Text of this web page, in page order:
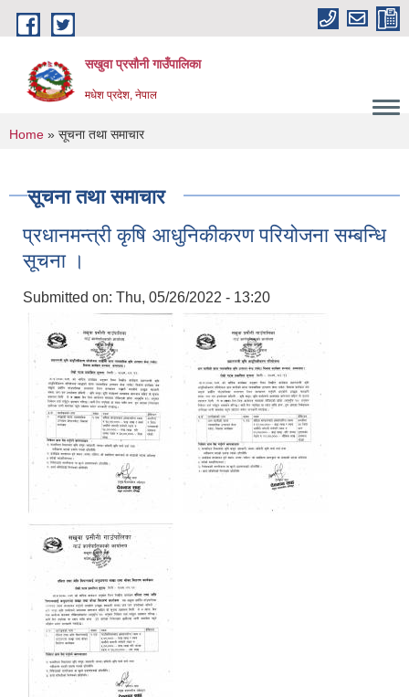
Skip to main content
सखुवा प्रसौनी गाउँपालिका
मधेश प्रदेश, नेपाल
You are here
Home » सूचना तथा समाचार
सूचना तथा समाचार
प्रधानमन्त्री कृषि आधुनिकीकरण परियोजना सम्बन्धि
सूचना ।
Submitted on: Thu, 05/26/2022 - 13:20